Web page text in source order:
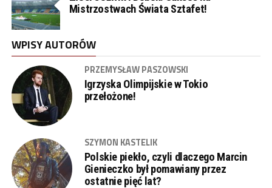
Mistrzostwach Świata Sztafet!
WPISY AUTORÓW
PRZEMYSŁAW PASZOWSKI
Igrzyska Olimpijskie w Tokio
przełożone!
SZYMON KASTELIK
Polskie piekło, czyli dlaczego Marcin
Gienieczko był pomawiany przez
ostatnie pięć lat?